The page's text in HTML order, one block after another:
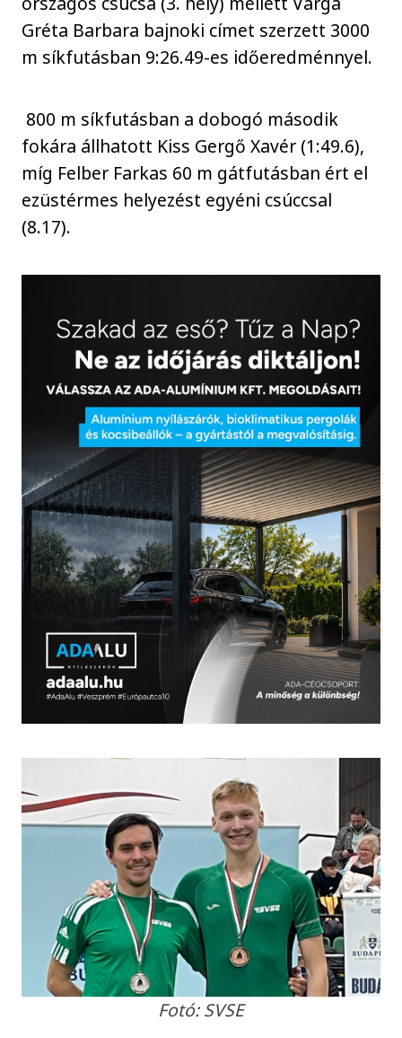
Gréta Barbara bajnoki címet szerzett 3000
m síkfutásban 9:26.49-es időeredménnyel.
800 m síkfutásban a dobogó második
fokára állhatott Kiss Gergő Xavér (1:49.6),
míg Felber Farkas 60 m gátfutásban ért el
ezüstérmes helyezést egyéni csúccsal
(8.17).
Fotó: SVSE